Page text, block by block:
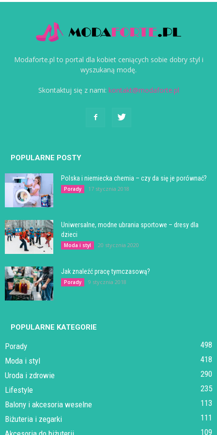
Modaforte.pl to portal dla kobiet ceniących sobie dobry styl i
wyszukaną modę.
Skontaktuj się z nami: kontakt@modaforte.pl
POPULARNE POSTY
Polska i niemiecka chemia – czy da się je porównać?
Porady 17 stycznia 2018
Uniwersalne, modne ubrania sportowe – dresy dla
dzieci
Moda i styl 20 stycznia 2020
Jak znaleźć pracę tymczasową?
Porady 9 stycznia 2018
POPULARNE KATEGORIE
Porady
498
Moda i styl
418
Uroda i zdrowie
290
Lifestyle
235
Balony i akcesoria weselne
113
Biżuteria i zegarki
111
109